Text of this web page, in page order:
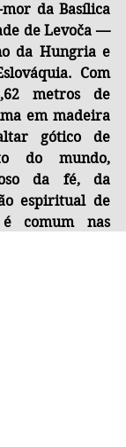
da Basílica
de Levoča —
da Hungria e
Com
metros de
em madeira
gótico de
do mundo,
da fé, da
espiritual de
comum nas